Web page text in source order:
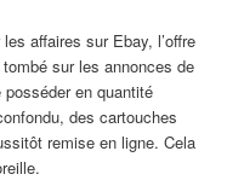
affaires sur Ebay, l’offre
sur les annonces de
en quantité
des cartouches
remise en ligne. Cela